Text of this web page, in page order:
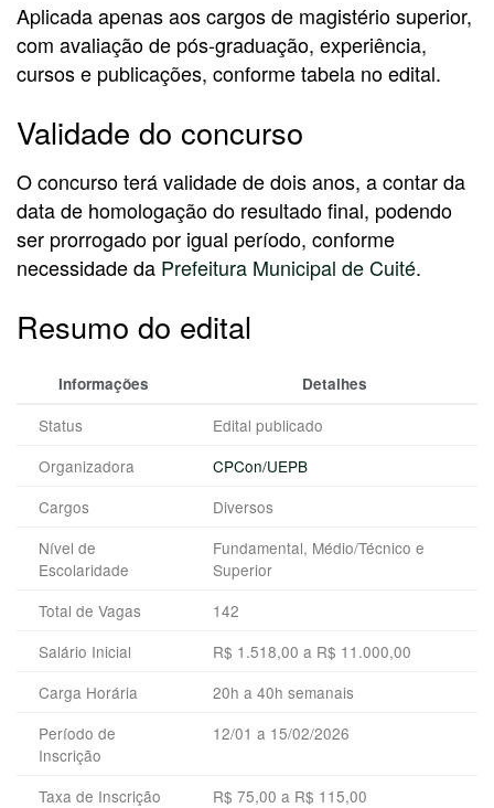
Aplicada apenas aos cargos de magistério superior,
com avaliação de pós-graduação, experiência,
cursos e publicações, conforme tabela no edital.
Validade do concurso
O concurso terá validade de dois anos, a contar da
data de homologação do resultado final, podendo
ser prorrogado por igual período, conforme
necessidade da Prefeitura Municipal de Cuité.
Resumo do edital
Informações Detalhes
Status
Edital publicado
Organizadora
CPCon/UEPB
Cargos
Diversos
Nível de
Escolaridade
Fundamental, Médio/Técnico e
Superior
Total de Vagas
142
Salário Inicial
R$ 1.518,00 a R$ 11.000,00
Carga Horária
20h a 40h semanais
Período de
Inscrição
12/01 a 15/02/2026
Taxa de Inscrição
R$ 75,00 a R$ 115,00